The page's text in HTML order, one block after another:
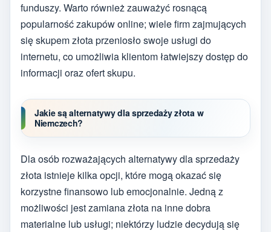
funduszy. Warto również zauważyć rosnącą
popularność zakupów online; wiele firm zajmujących
się skupem złota przeniosło swoje usługi do
internetu, co umożliwia klientom łatwiejszy dostęp do
informacji oraz ofert skupu.
Jakie są alternatywy dla sprzedaży złota w
Niemczech?
Dla osób rozważających alternatywy dla sprzedaży
złota istnieje kilka opcji, które mogą okazać się
korzystne finansowo lub emocjonalnie. Jedną z
możliwości jest zamiana złota na inne dobra
materialne lub usługi; niektórzy ludzie decydują się